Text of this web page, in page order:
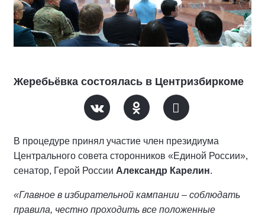
Жеребьёвка состоялась в Центризбиркоме
В процедуре принял участие член президиума
Центрального совета сторонников «Единой России»,
сенатор, Герой России Александр Карелин.
«Главное в избирательной кампании – соблюдать
правила, честно проходить все положенные